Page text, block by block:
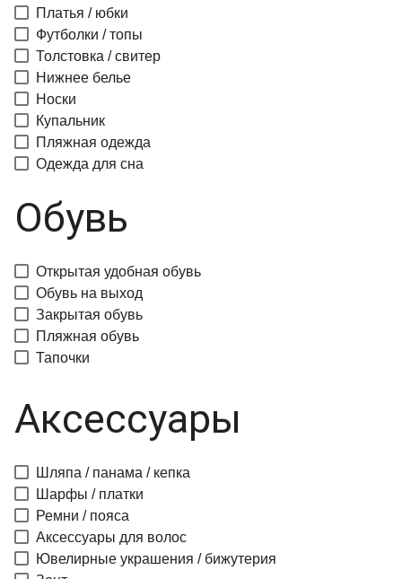
Платья / юбки
Футболки / топы
Толстовка / свитер
Нижнее белье
Носки
Купальник
Пляжная одежда
Одежда для сна
Обувь
Открытая удобная обувь
Обувь на выход
Закрытая обувь
Пляжная обувь
Тапочки
Аксессуары
Шляпа / панама / кепка
Шарфы / платки
Ремни / пояса
Аксессуары для волос
Ювелирные украшения / бижутерия